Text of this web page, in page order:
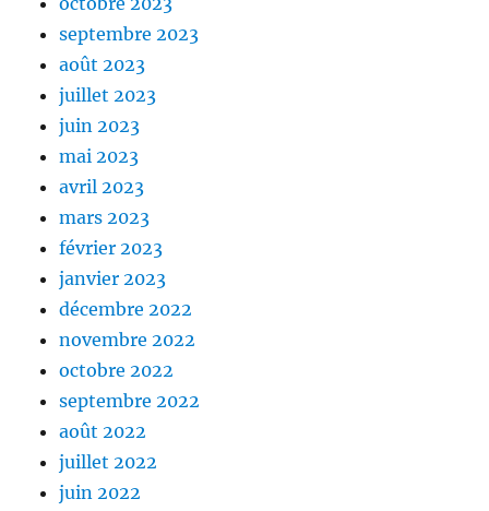
septembre 2023
août 2023
juillet 2023
juin 2023
mai 2023
avril 2023
mars 2023
février 2023
janvier 2023
décembre 2022
novembre 2022
octobre 2022
septembre 2022
août 2022
juillet 2022
juin 2022